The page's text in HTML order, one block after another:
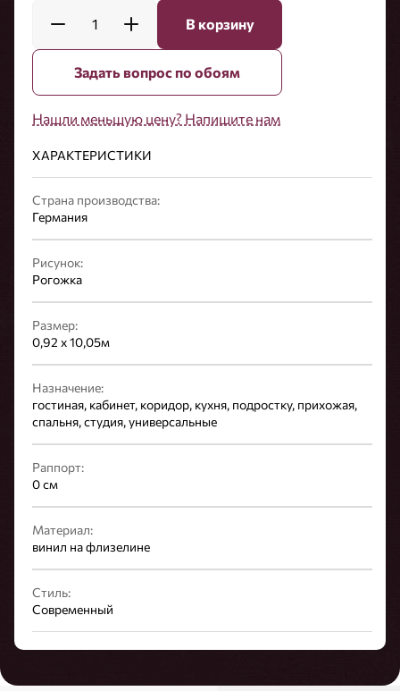
1 В корзину
Задать вопрос по обоям
Нашли меньшую цену? Напишите нам
ХАРАКТЕРИСТИКИ
Страна производства:
Германия
Рисунок:
Рогожка
Размер:
0,92 x 10,05м
Назначение:
гостиная, кабинет, коридор, кухня, подростку, прихожая,
спальня, студия, универсальные
Раппорт:
0 см
Материал:
винил на флизелине
Стиль:
Современный